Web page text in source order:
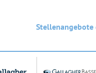
Stellenangebote